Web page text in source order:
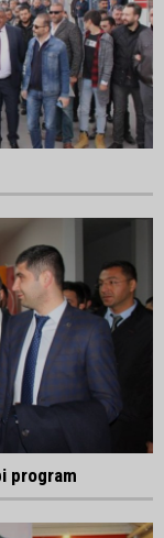
program